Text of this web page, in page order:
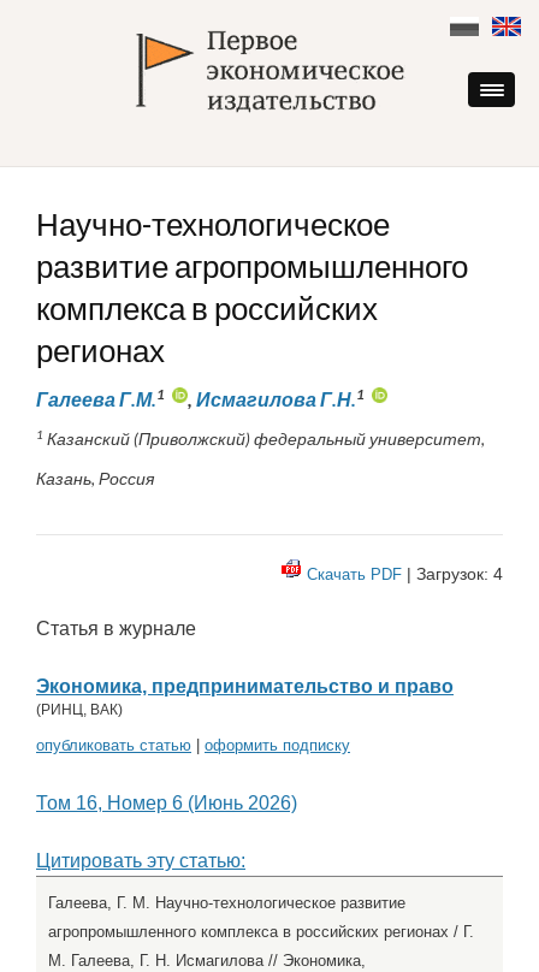
content
Научно-технологическое
развитие агропромышленного
комплекса в российских
регионах
Галеева Г.М.1 , Исмагилова Г.Н.1
1 Казанский (Приволжский) федеральный университет,
Казань, Россия
Скачать PDF | Загрузок: 4
Статья в журнале
Экономика, предпринимательство и право
(РИНЦ, ВАК)
опубликовать статью оформить подписку
Том 16, Номер 6 (Июнь 2026)
Цитировать эту статью:
Галеева, Г. М. Научно-технологическое развитие
агропромышленного комплекса в российских регионах / Г.
М. Галеева, Г. Н. Исмагилова // Экономика,